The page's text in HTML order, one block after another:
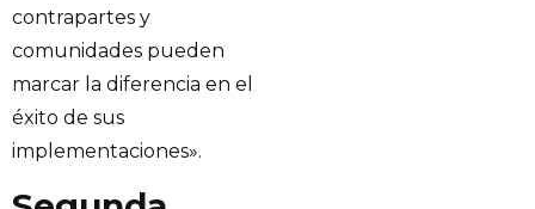
contrapartes y
comunidades pueden
marcar la diferencia en el
éxito de sus
implementaciones».